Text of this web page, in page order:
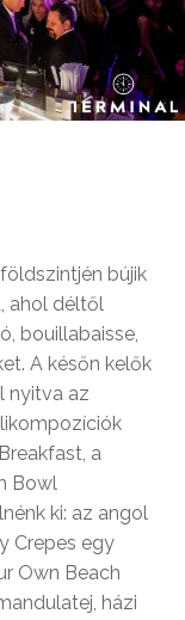
bújik
ahol déltől
bouillabaisse,
A későn kelők
nyitva az
a
Bowl
ki: az angol
Crepes egy
Own Beach
házi